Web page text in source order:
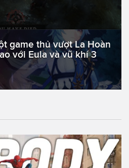
game thủ vượt La Hoàn
với Eula và vũ khí 3